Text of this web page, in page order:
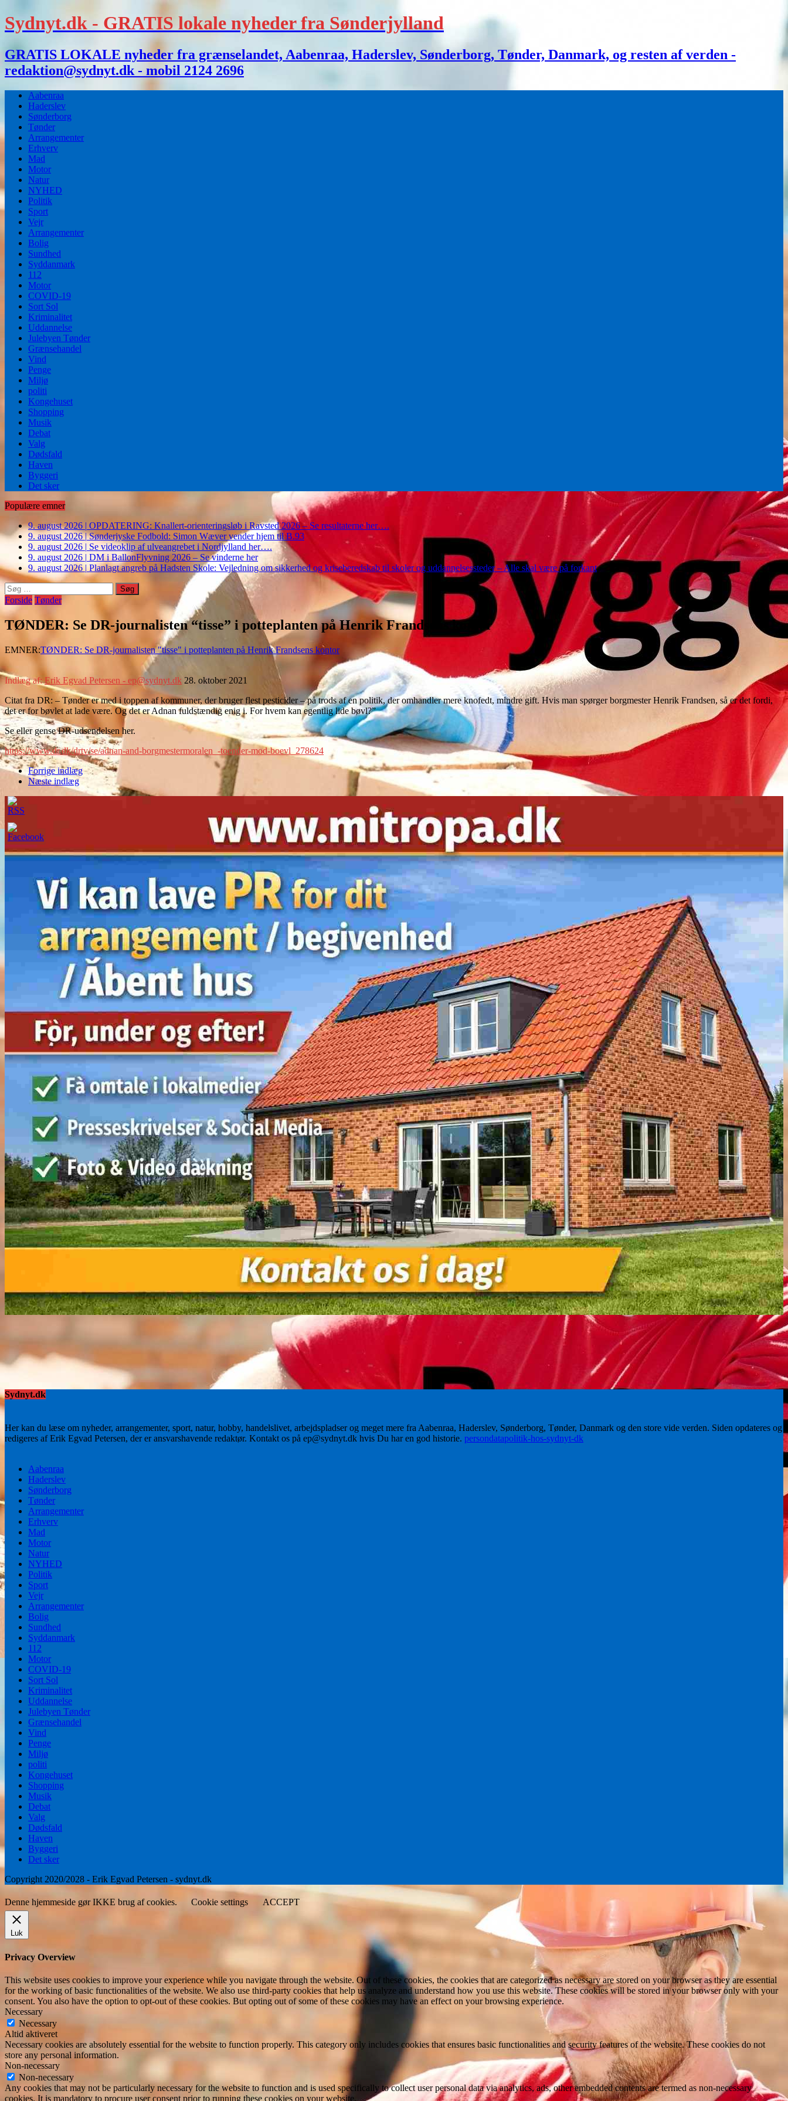
Sydnyt.dk - GRATIS lokale nyheder fra Sønderjylland
GRATIS LOKALE nyheder fra grænselandet, Aabenraa, Haderslev, Sønderborg, Tønder, Danmark, og resten af verden -
redaktion@sydnyt.dk - mobil 2124 2696
Aabenraa
Haderslev
Sønderborg
Tønder
Arrangementer
Erhverv
Mad
Motor
Natur
NYHED
Politik
Sport
Vejr
Arrangementer
Bolig
Sundhed
Syddanmark
112
Motor
COVID-19
Sort Sol
Kriminalitet
Uddannelse
Julebyen Tønder
Grænsehandel
Vind
Penge
Miljø
politi
Kongehuset
Shopping
Musik
Debat
Valg
Dødsfald
Haven
Byggeri
Det sker
Populære emner
9. august 2026 | OPDATERING: Knallert-orienteringsløb i Ravsted 2026 – Se resultaterne her….
9. august 2026 | Sønderjyske Fodbold: Simon Wæver vender hjem til B.93
9. august 2026 | Se videoklip af ulveangrebet i Nordjylland her….
9. august 2026 | DM i BallonFlyvning 2026 – Se vinderne her
9. august 2026 | Planlagt angreb på Hadsten Skole: Vejledning om sikkerhed og kriseberedskab til skoler og uddannelsessteder – Alle skal være på forkant
Søg
efter:
Forside Tønder
TØNDER: Se DR-journalisten “tisse” i potteplanten på Henrik Frandsens kontor
EMNER:TØNDER: Se DR-journalisten "tisse" i potteplanten på Henrik Frandsens kontor
Indlæg af:Erik Egvad Petersen - ep@sydnyt.dk 28. oktober 2021
Citat fra DR: – Tønder er med i toppen af kommuner, der bruger flest pesticider – på trods af en politik, der omhandler mere knofedt, mindre gift. Hvis man spørger borgmester Henrik Frandsen, så er det fordi,
det er for bøvlet at lade være. Og det er Adnan fuldstændig enig i. For hvem kan egentlig lide bøvl?”
Se eller gense DR-udsendelsen her.
https://www.dr.dk/drtv/se/adnan-and-borgmestermoralen_-toender-mod-boevl_278624
Forrige indlæg
Næste indlæg
Sydnyt.dk
Her kan du læse om nyheder, arrangementer, sport, natur, hobby, handelslivet, arbejdspladser og meget mere fra Aabenraa, Haderslev, Sønderborg, Tønder, Danmark og den store vide verden. Siden opdateres og
redigeres af Erik Egvad Petersen, der er ansvarshavende redaktør. Kontakt os på ep@sydnyt.dk hvis Du har en god historie. persondatapolitik-hos-sydnyt-dk
Aabenraa
Haderslev
Sønderborg
Tønder
Arrangementer
Erhverv
Mad
Motor
Natur
NYHED
Politik
Sport
Vejr
Arrangementer
Bolig
Sundhed
Syddanmark
112
Motor
COVID-19
Sort Sol
Kriminalitet
Uddannelse
Julebyen Tønder
Grænsehandel
Vind
Penge
Miljø
politi
Kongehuset
Shopping
Musik
Debat
Valg
Dødsfald
Haven
Byggeri
Det sker
Copyright 2020/2028 - Erik Egvad Petersen - sydnyt.dk
Denne hjemmeside gør IKKE brug af cookies. Cookie settings ACCEPT
Luk
Privacy Overview
This website uses cookies to improve your experience while you navigate through the website. Out of these cookies, the cookies that are categorized as necessary are stored on your browser as they are essential
for the working of basic functionalities of the website. We also use third-party cookies that help us analyze and understand how you use this website. These cookies will be stored in your browser only with your
consent. You also have the option to opt-out of these cookies. But opting out of some of these cookies may have an effect on your browsing experience.
Necessary
Necessary
Altid aktiveret
Necessary cookies are absolutely essential for the website to function properly. This category only includes cookies that ensures basic functionalities and security features of the website. These cookies do not
store any personal information.
Non-necessary
Non-necessary
Any cookies that may not be particularly necessary for the website to function and is used specifically to collect user personal data via analytics, ads, other embedded contents are termed as non-necessary
cookies. It is mandatory to procure user consent prior to running these cookies on your website.